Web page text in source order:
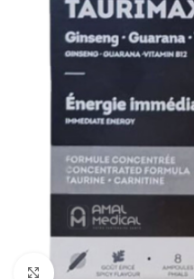
Cliquez pour agrandir